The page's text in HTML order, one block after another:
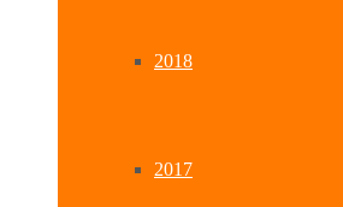
2018
2017